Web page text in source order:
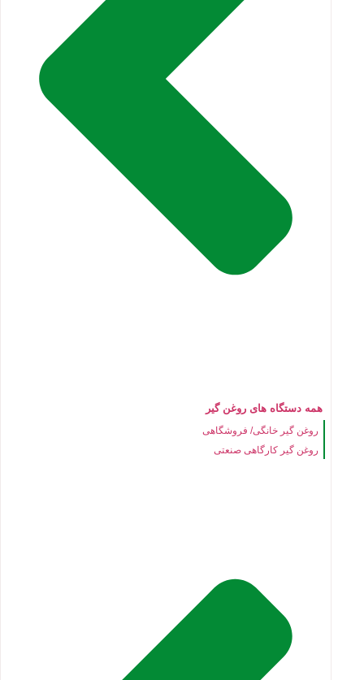
همه دستگاه های روغن گیر
روغن گیر خانگی/ فروشگاهی
روغن گیر کارگاهی صنعتی